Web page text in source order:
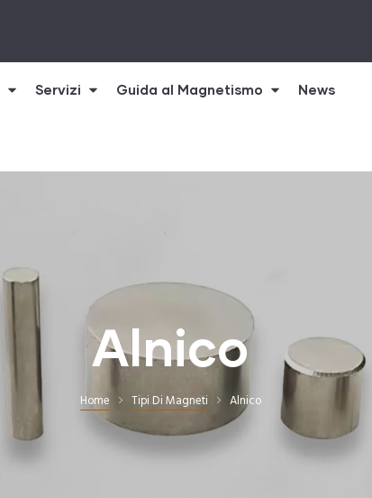
Servizi Guida al Magnetismo News
Alnico
Home Tipi Di Magneti Alnico